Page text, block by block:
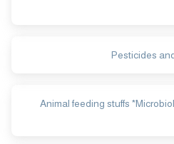
Pesticides
Animal feeding stuffs